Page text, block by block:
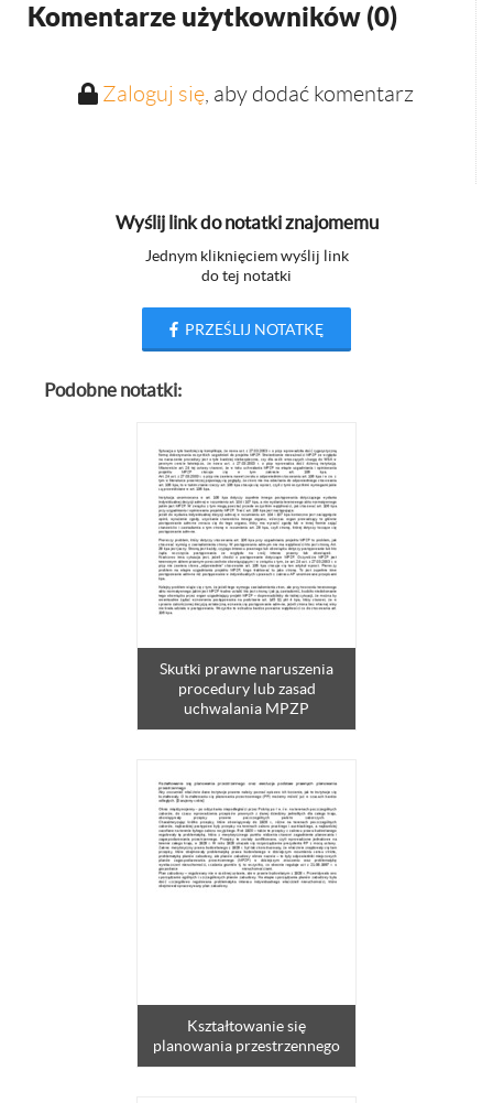
Komentarze użytkowników (0)
Zaloguj się, aby dodać komentarz
Wyślij link do notatki znajomemu
Jednym kliknięciem wyślij link
do tej notatki
PRZEŚLIJ NOTATKĘ
Podobne notatki:
Skutki prawne naruszenia
procedury lub zasad
uchwalania MPZP
Kształtowanie się
planowania przestrzennego